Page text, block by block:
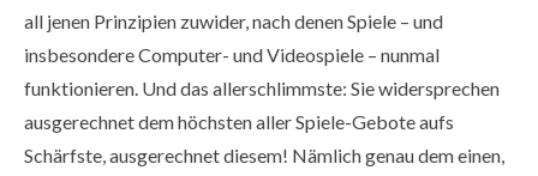
all jenen Prinzipien zuwider, nach denen Spiele – und
insbesondere Computer- und Videospiele – nunmal
funktionieren. Und das allerschlimmste: Sie widersprechen
ausgerechnet dem höchsten aller Spiele-Gebote aufs
Schärfste, ausgerechnet diesem! Nämlich genau dem einen,